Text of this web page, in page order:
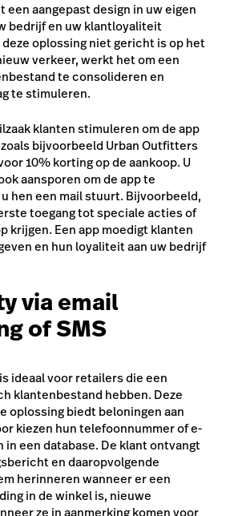
een aangepast design in uw eigen
bedrijf en uw klantloyaliteit
oplossing niet gericht is op het
verkeer, werkt het om een
te consolideren en
te stimuleren.
klanten stimuleren om de app
bijvoorbeeld Urban Outfitters
10% korting op de aankoop. U
aansporen om de app te
hen een mail stuurt. Bijvoorbeeld,
toegang tot speciale acties of
krijgen. Een app moedigt klanten
en hun loyaliteit aan uw bedrijf
via email
of SMS
ideaal voor retailers die een
klantenbestand hebben. Deze
oplossing biedt beloningen aan
kiezen hun telefoonnummer of e-
in een database. De klant ontvangt
en daaropvolgende
herinneren wanneer er een
in de winkel is, nieuwe
ze in aanmerking komen voor